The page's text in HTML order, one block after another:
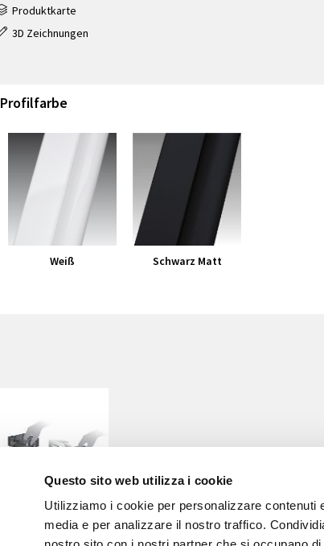
Questo sito web utilizza i cookie
Utilizziamo i cookie per personalizzare contenuti
media e per analizzare il nostro traffico.
Produktkarte
3D Zeichnungen
Profilfarbe
Weiß Schwarz Matt
Innenschale